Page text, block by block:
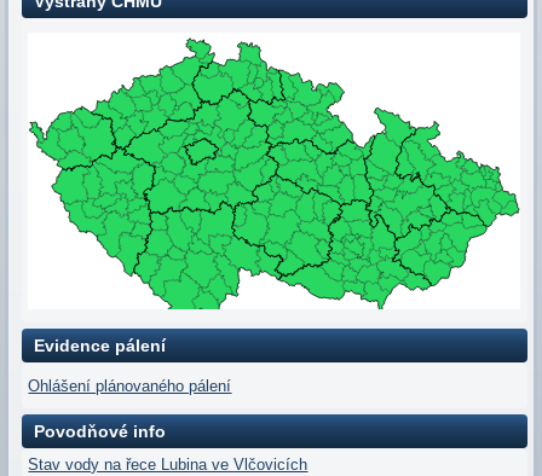
Evidence pálení
Ohlášení plánovaného pálení
Povodňové info
Stav vody na řece Lubina ve Vlčovicích